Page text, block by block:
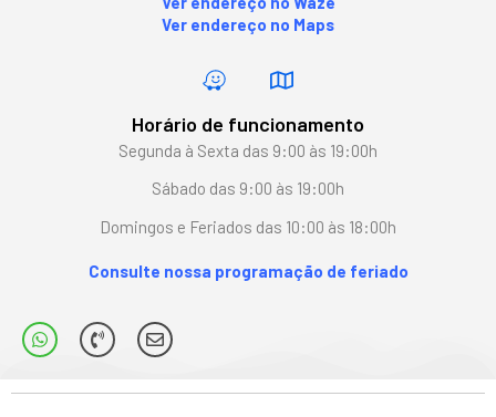
Ver endereço no Maps
Horário de funcionamento
Segunda à Sexta das 9:00 às 19:00h
Sábado das 9:00 às 19:00h
Domingos e Feriados das 10:00 às 18:00h
Consulte nossa programação de feriado